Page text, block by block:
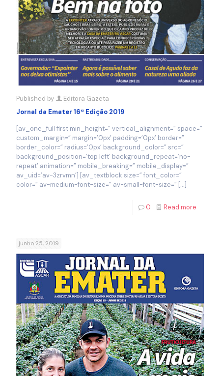
Published by
Editora Gazeta
Jornal da Emater 16ª Edição 2019
[av_one_full first min_height=” vertical_alignment=” space=”
custom_margin=” margin=’0px’ padding=’0px’ border=”
border_color=” radius=’0px’ background_color=” src=”
background_position=’top left’ background_repeat=’no-
repeat’ animation=” mobile_breaking=” mobile_display=”
av_uid=’av-3zrvmn’] [av_textblock size=” font_color=”
color=” av-medium-font-size=” av-small-font-size=” […]
0 Read more
junho 25, 2019